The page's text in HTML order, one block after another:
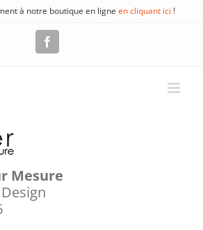
à notre boutique en ligne en cliquant ici !
Mesure